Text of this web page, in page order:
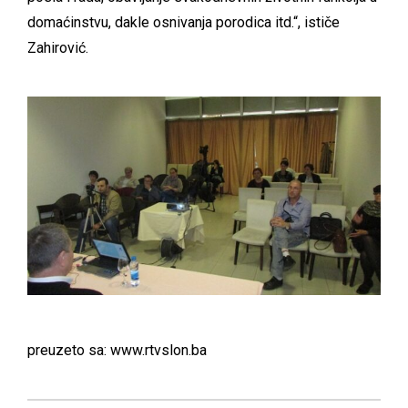
domaćinstvu, dakle osnivanja porodica itd.“, ističe
Zahirović.
preuzeto sa: www.rtvslon.ba